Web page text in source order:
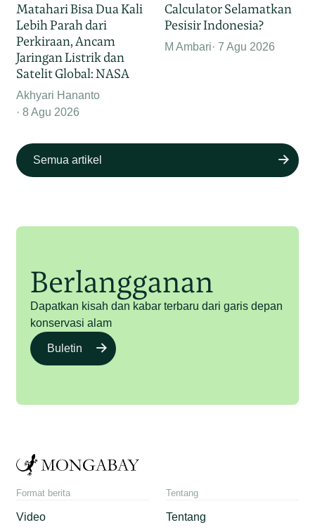
Matahari Bisa Dua Kali
Lebih Parah dari
Perkiraan, Ancam
Jaringan Listrik dan
Satelit Global: NASA
Akhyari Hananto
8 Agu 2026
Calculator Selamatkan
Pesisir Indonesia?
M Ambari 7 Agu 2026
Semua artikel
Berlangganan
Dapatkan kisah dan kabar terbaru dari garis depan
konservasi alam
Buletin
Format berita
Video
Tentang
Tentang